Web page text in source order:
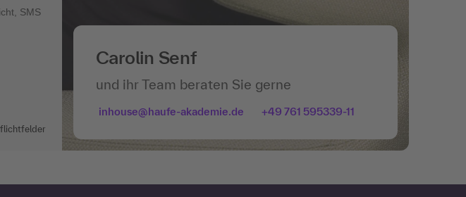
Carolin Senf
und ihr Team beraten Sie gerne
inhouse@haufe-akademie.de +49 761 595339-11
SMS